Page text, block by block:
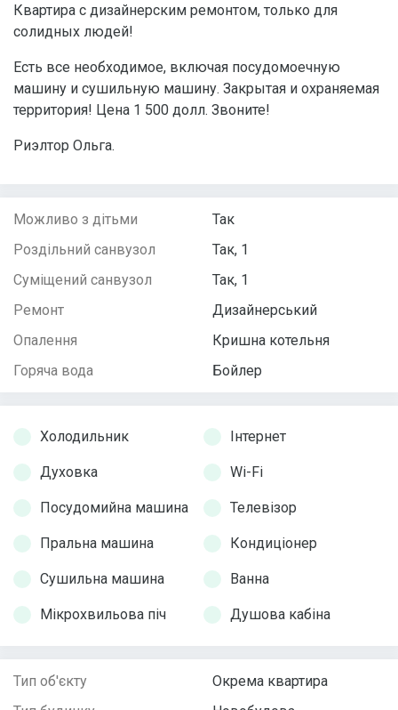
Квартира с дизайнерским ремонтом, только для
солидных людей!
Есть все необходимое, включая посудомоечную
машину и сушильную машину. Закрытая и охраняемая
территория! Цена 1 500 долл. Звоните!
Риэлтор Ольга.
Можливо з дітьми
Так
Роздільний санвузол
Так, 1
Суміщений санвузол
Так, 1
Ремонт
Дизайнерський
Опалення
Кришна котельня
Горяча вода
Бойлер
Холодильник
Духовка
Посудомийна машина
Пральна машина
Сушильна машина
Мікрохвильова піч
Інтернет
Wi-Fi
Телевізор
Кондиціонер
Ванна
Душова кабіна
Тип об'єкту
Окрема квартира